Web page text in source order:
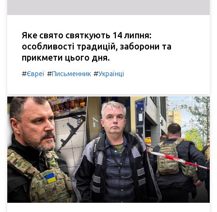
Яке свято святкують 14 липня:
особливості традицій, заборони та
прикмети цього дня.
#Євреї #Письменник #Українці